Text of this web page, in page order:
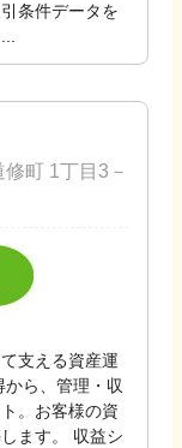
条件データを
町 1丁目3－
支える資産運
ら、管理・収
。お客様の資
ます。 収益シ